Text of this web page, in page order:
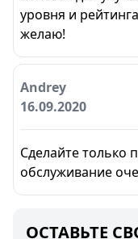
уровня и
желаю!
Andrey
16.09.2020
Сделайте только
обслуживание
ОСТАВЬТЕ